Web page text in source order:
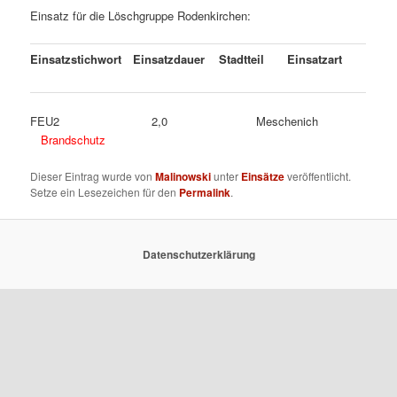
Einsatz für die Löschgruppe Rodenkirchen:
Einsatzstichwort Einsatzdauer Stadtteil Einsatzart
FEU2 2,0 Meschenich
Brandschutz
Dieser Eintrag wurde vonMalinowskiunter Einsätzeveröffentlicht.
Setze ein Lesezeichen für den Permalink.
Datenschutzerklärung